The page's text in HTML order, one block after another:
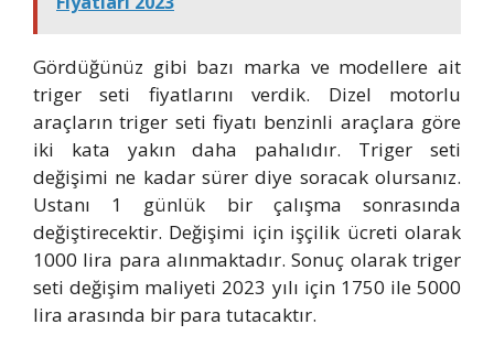
Gördüğünüz gibi bazı marka ve modellere ait
triger seti fiyatlarını verdik. Dizel motorlu
araçların triger seti fiyatı benzinli araçlara göre
iki kata yakın daha pahalıdır. Triger seti
değişimi ne kadar sürer diye soracak olursanız.
Ustanı 1 günlük bir çalışma sonrasında
değiştirecektir. Değişimi için işçilik ücreti olarak
1000 lira para alınmaktadır. Sonuç olarak triger
seti değişim maliyeti 2023 yılı için 1750 ile 5000
lira arasında bir para tutacaktır.